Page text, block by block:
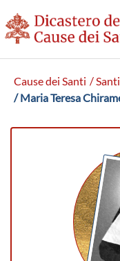
Cause dei Santi /
/ Maria Teresa